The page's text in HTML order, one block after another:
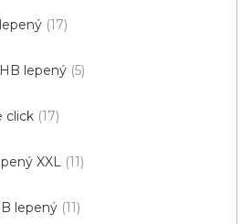
17
lepený 5
click 17
XXL 11
lepený 11
Měrná
117,63 Kč / 1 m2